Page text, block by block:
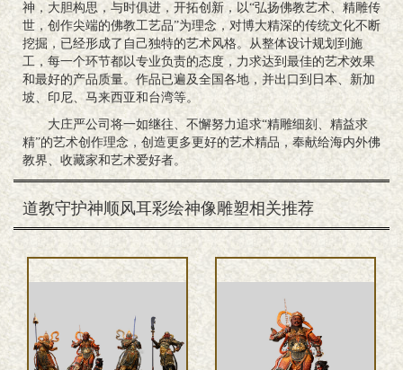
神，大胆构思，与时俱进，开拓创新，以“弘扬佛教艺术、精雕传
世，创作尖端的佛教工艺品”为理念，对博大精深的传统文化不断
挖掘，已经形成了自己独特的艺术风格。从整体设计规划到施
工，每一个环节都以专业负责的态度，力求达到最佳的艺术效果
和最好的产品质量。作品已遍及全国各地，并出口到日本、新加
坡、印尼、马来西亚和台湾等。
大庄严公司将一如继往、不懈努力追求“精雕细刻、精益求
精”的艺术创作理念，创造更多更好的艺术精品，奉献给海内外佛
教界、收藏家和艺术爱好者。
道教守护神顺风耳彩绘神像雕塑相关推荐